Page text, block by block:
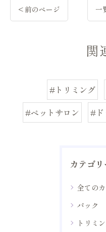
< 前のページ 一
関
#トリミング
#ペットサロン
#ド
カテゴ
全ての
パック
トリミ